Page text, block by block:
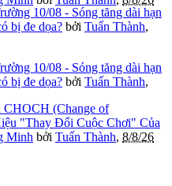
10/08 - Sóng tăng dài hạn
bị đe dọa? bởi Tuấn Thành,
10/08 - Sóng tăng dài hạn
bị đe dọa? bởi Tuấn Thành,
(Change of
"Thay Đổi Cuộc Chơi" Của
Minh bởi Tuấn Thành, 8/8/26